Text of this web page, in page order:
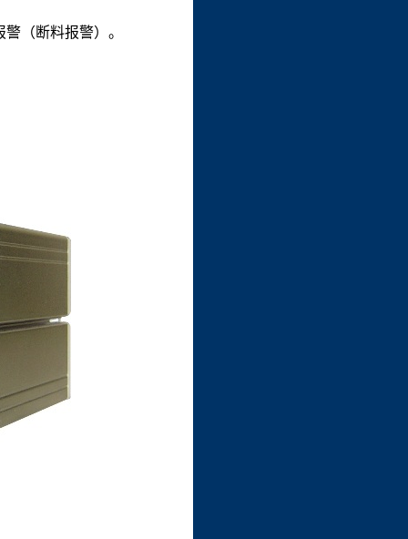
（断料报警）。